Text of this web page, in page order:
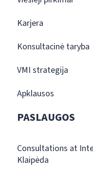
Karjera
Konsultacinė taryba
VMI strategija
Apklausos
PASLAUGOS
Consultations at
Klaipėda